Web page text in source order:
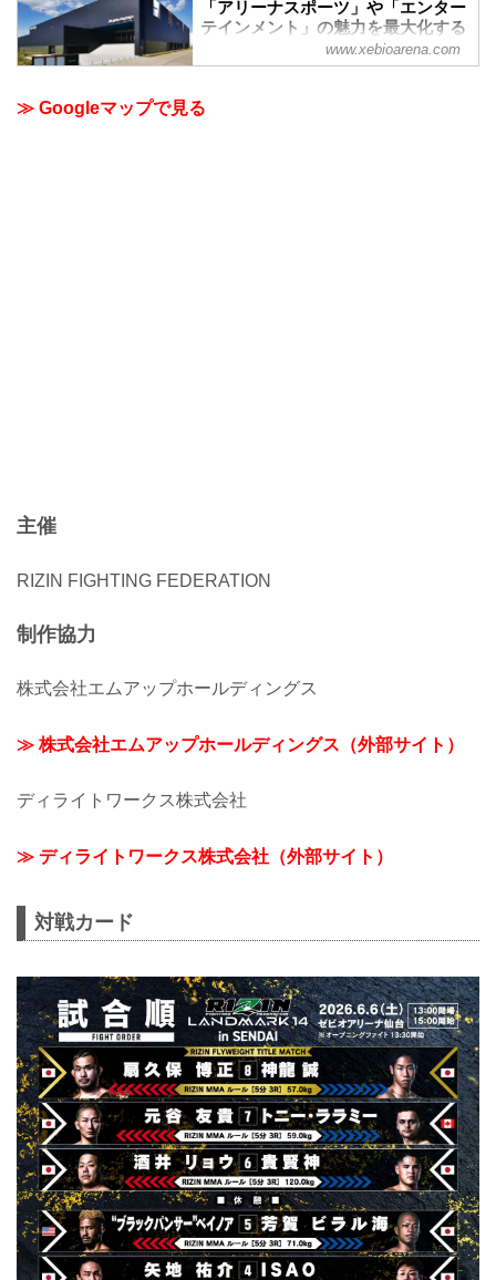
「アリーナスポーツ」や「エンター
テインメント」の魅力を最大化する
ベニューとなることがコンセプトの
多目的アリーナ
では駐車場がございません。公共交通機
www.xebioarena.com
≫ Googleマップで見る
主催
RIZIN FIGHTING FEDERATION
制作協力
株式会社エムアップホールディングス
≫ 株式会社エムアップホールディングス（外部サイト）
ディライトワークス株式会社
≫ ディライトワークス株式会社（外部サイト）
対戦カード